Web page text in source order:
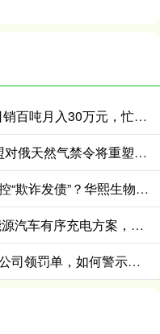
天弘优配 高温下的制冰厂：有人日销百吨月入30万元，忙的时候一天只睡三四小时
九五配资 中石油经研院答21：欧盟对俄天然气禁令将重塑全球LNG格局
联华证券 又被前员工“攀咬”，被指控“欺诈发债”？华熙生物：谣言！
恒力配资 别让充电 “拖后腿”！新能源汽车有序充电方案，破解高峰用电难题！
浩广配资 监管再出手！“启信宝”母公司领罚单，如何警示征信行业合规